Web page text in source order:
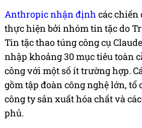
Anthropic nhận định các chiến
thực hiện bởi nhóm tin tặc do
Tin tặc thao túng công cụ
nhập khoảng 30 mục tiêu toàn
công với một số ít trường hợp.
gồm tập đoàn công nghệ lớn,
công ty sản xuất hóa chất và
phủ.